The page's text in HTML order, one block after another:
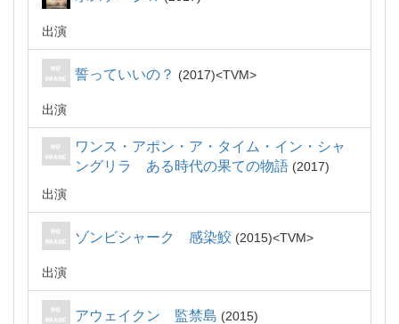
出演
誓っていいの？ 2017 TVM
出演
ワンス・アポン・ア・タイム・イン・シャ
ングリラ ある時代の果ての物語
2017
出演
ゾンビシャーク 感染鮫 2015 TVM
出演
アウェイクン 監禁島 2015